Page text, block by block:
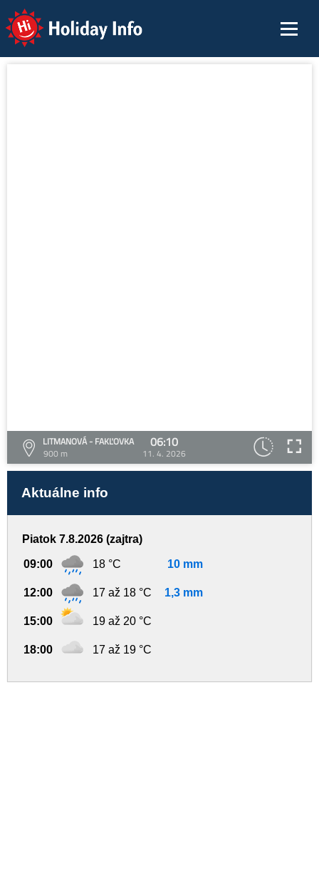
Holiday Info
LITMANOVÁ - FAKĽOVKA
900 m
06:10
11. 4. 2026
Aktuálne info
Piatok 7.8.2026 (zajtra)
09:00 18 °C 10 mm
12:00 17 až 18 °C 1,3 mm
15:00 19 až 20 °C
18:00 17 až 19 °C